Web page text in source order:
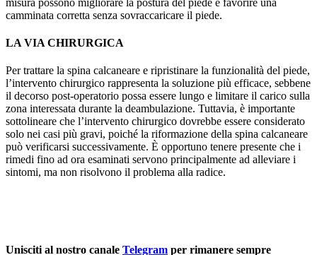
camminata corretta senza sovraccaricare il piede.
LA VIA CHIRURGICA
Per trattare la spina calcaneare e ripristinare la funzionalità del piede,
l’intervento chirurgico rappresenta la soluzione più efficace, sebbene
il decorso post-operatorio possa essere lungo e limitare il carico sulla
zona interessata durante la deambulazione. Tuttavia, è importante
sottolineare che l’intervento chirurgico dovrebbe essere considerato
solo nei casi più gravi, poiché la riformazione della spina calcaneare
può verificarsi successivamente. È opportuno tenere presente che i
rimedi fino ad ora esaminati servono principalmente ad alleviare i
sintomi, ma non risolvono il problema alla radice.
Unisciti al nostro canale Telegram per rimanere sempre